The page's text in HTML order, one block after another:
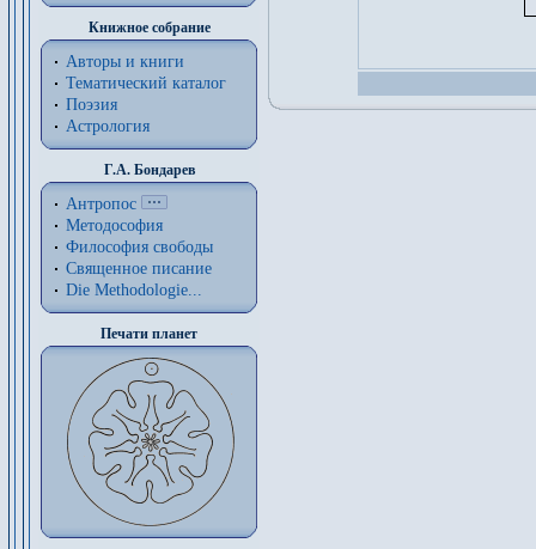
Книжное собрание
Авторы и книги
Тематический каталог
Поэзия
Астрология
Г.А. Бондарев
Антропос
Методософия
Философия cвободы
Священное писание
Die Methodologie...
Печати планет